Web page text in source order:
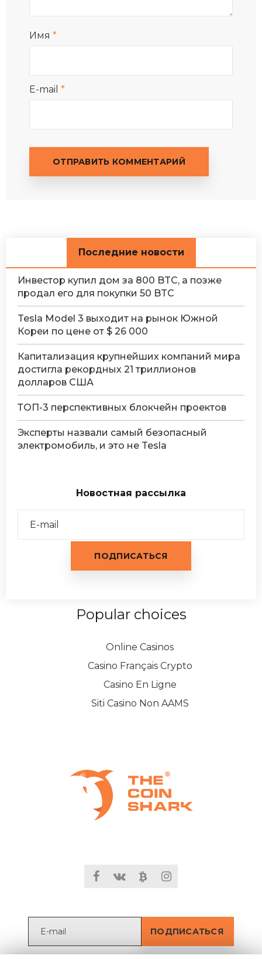
Имя *
E-mail *
Последние новости
Инвестор купил дом за 800 BTC, а позже
продал его для покупки 50 BTC
Tesla Model 3 выходит на рынок Южной
Кореи по цене от $ 26 000
Капитализация крупнейших компаний мира
достигла рекордных 21 триллионов
долларов США
ТОП-3 перспективных блокчейн проектов
Эксперты назвали самый безопасный
электромобиль, и это не Tesla
Новостная рассылка
Popular choices
Online Casinos
Casino Français Crypto
Casino En Ligne
Siti Casino Non AAMS